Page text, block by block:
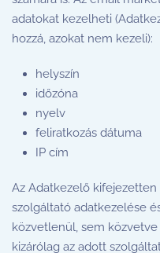
adatokat kezelheti
hozzá, azokat nem kezeli):
helyszín
időzóna
nyelv
feliratkozás dátuma
IP cím
Az Adatkezelő
szolgáltató adatkezelése
közvetlenül, sem
kizárólag az adott